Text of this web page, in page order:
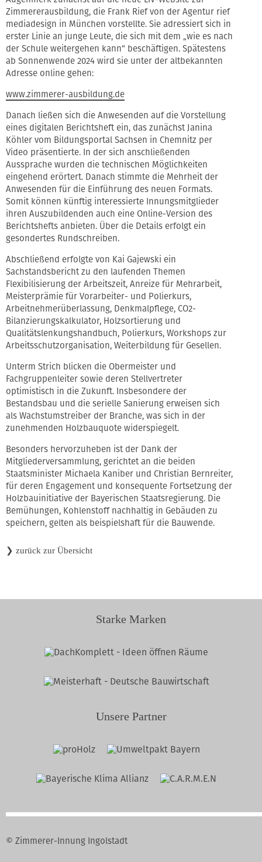
Zimmererausbildung, die Frank Rief von der Agentur rief
mediadesign in München vorstellte. Sie adressiert sich in
erster Linie an junge Leute, die sich mit dem „wie es nach
der Schule weitergehen kann“ beschäftigen. Spätestens
ab Sonnenwende 2024 wird sie unter der altbekannten
Adresse online gehen:
www.zimmerer-ausbildung.de
Danach ließen sich die Anwesenden auf die Vorstellung
eines digitalen Berichtsheft ein, das zunächst Janina
Köhler vom Bildungsportal Sachsen in Chemnitz per
Video präsentierte. In der sich anschließenden
Aussprache wurden die technischen Möglichkeiten
eingehend erörtert. Danach stimmte die Mehrheit der
Anwesenden für die Einführung des neuen Formats.
Somit können künftig interessierte Innungsmitglieder
ihren Auszubildenden auch eine Online-Version des
Berichtshefts anbieten. Über die Details erfolgt ein
gesondertes Rundschreiben.
Abschließend erfolgte von Kai Gajewski ein
Sachstandsbericht zu den laufenden Themen
Flexibilisierung der Arbeitszeit, Anreize für Mehrarbeit,
Meisterprämie für Vorarbeiter- und Polierkurs,
Arbeitnehmerüberlassung, Denkmalpflege, CO2-
Bilanzierungskalkulator, Holzsortierung und
Qualitätslenkungshandbuch, Polierkurs, Workshops zur
Arbeitsschutzorganisation, Weiterbildung für Gesellen.
Unterm Strich blicken die Obermeister und
Fachgruppenleiter sowie deren Stellvertreter
optimistisch in die Zukunft. Insbesondere der
Bestandsbau und die serielle Sanierung erweisen sich
als Wachstumstreiber der Branche, was sich in der
zunehmenden Holzbauquote widerspiegelt.
Besonders hervorzuheben ist der Dank der
Mitgliederversammlung, gerichtet an die beiden
Staatsminister Michaela Kaniber und Christian Bernreiter,
für deren Engagement und konsequente Fortsetzung der
Holzbauinitiative der Bayerischen Staatsregierung. Die
Bemühungen, Kohlenstoff nachhaltig in Gebäuden zu
speichern, gelten als beispielshaft für die Bauwende.
❯ zurück zur Übersicht
Starke Marken
Unsere Partner
© Zimmerer-Innung Ingolstadt